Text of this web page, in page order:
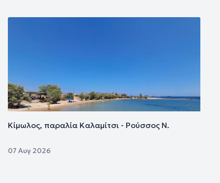
Κίμωλος, παραλία Καλαμίτσι - Ρούσσος Ν.
07 Αυγ 2026